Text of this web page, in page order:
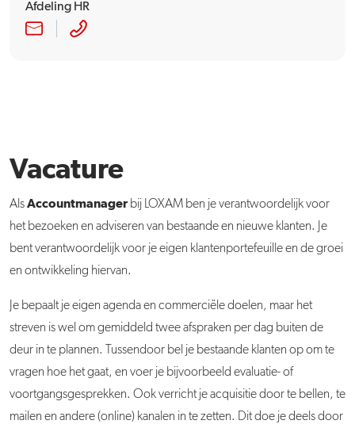
Afdeling HR
Vacature
AlsAccountmanagerbij LOXAM ben je verantwoordelijk voor
het bezoeken en adviseren van bestaande en nieuwe klanten. Je
bent verantwoordelijk voor je eigen klantenportefeuille en de groei
en ontwikkeling hiervan.
Je bepaalt je eigen agenda en commerciële doelen, maar het
streven is wel om gemiddeld twee afspraken per dag buiten de
deur in te plannen. Tussendoor bel je bestaande klanten op om te
vragen hoe het gaat, en voer je bijvoorbeeld evaluatie- of
voortgangsgesprekken. Ook verricht je acquisitie door te bellen, te
mailen en andere (online) kanalen in te zetten. Dit doe je deels door